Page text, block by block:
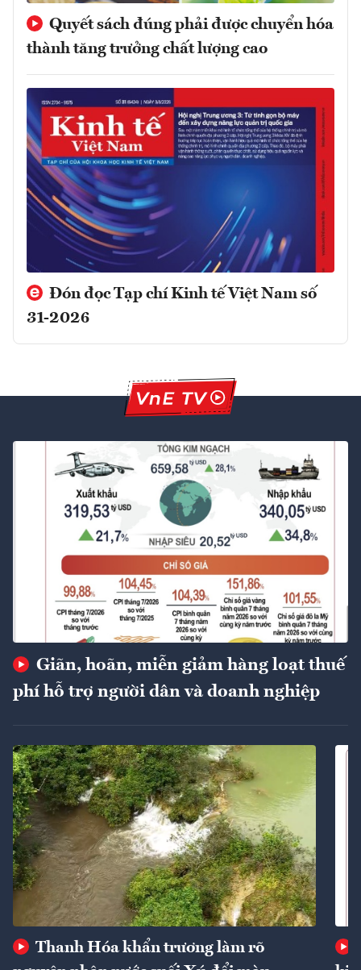
Quyết sách đúng phải được chuyển hóa
thành tăng trưởng chất lượng cao
Đón đọc Tạp chí Kinh tế Việt Nam số
31-2026
Giãn, hoãn, miễn giảm hàng loạt thuế
phí hỗ trợ người dân và doanh nghiệp
Thanh Hóa khẩn trương làm rõ